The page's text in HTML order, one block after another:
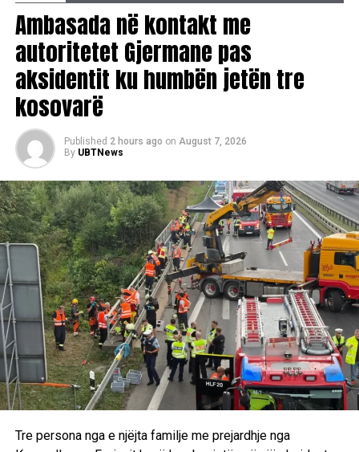
Ambasada në kontakt me
autoritetet Gjermane pas
aksidentit ku humbën jetën tre
kosovarë
Published 2 hours ago on August 7, 2026
By UBTNews
Tre persona nga e njëjta familje me prejardhje nga